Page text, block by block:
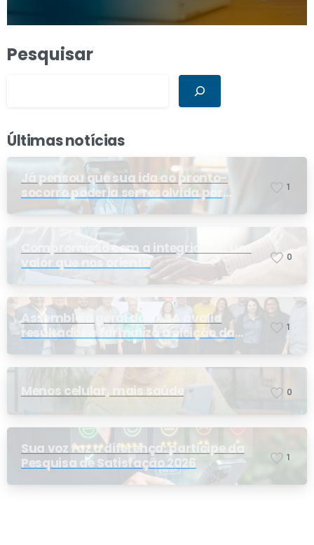
Pesquisar
Últimas notícias
Já pensou que sua ida ao pronto-
socorro poderia ser resolvida por
telemedicina?
1
Compromisso com a integridade: um
valor que nos orienta
0
Assembleia geral do PASA avalia
resultados e formaliza a eleição da
nova conselheira
1
Menos celular, mais saúde 0
Sua voz faz a diferença: participe da
Pesquisa de Satisfação 2026
1